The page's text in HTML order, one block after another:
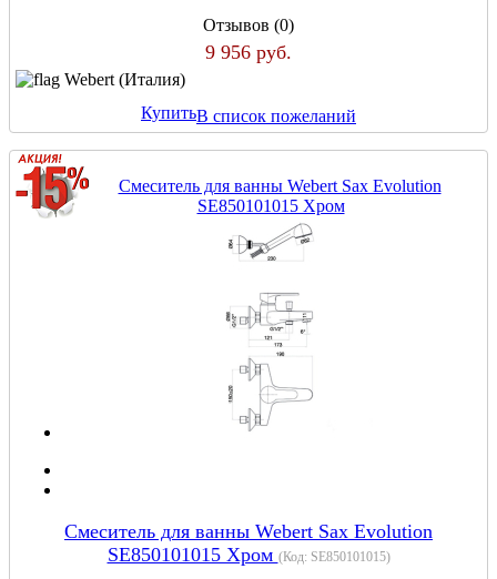
Отзывов (0)
9 956 руб.
Webert (Италия)
КупитьВ список пожеланий
Cмеситель для ванны Webert Sax Evolution
SE850101015 Хром (Код: SE850101015)